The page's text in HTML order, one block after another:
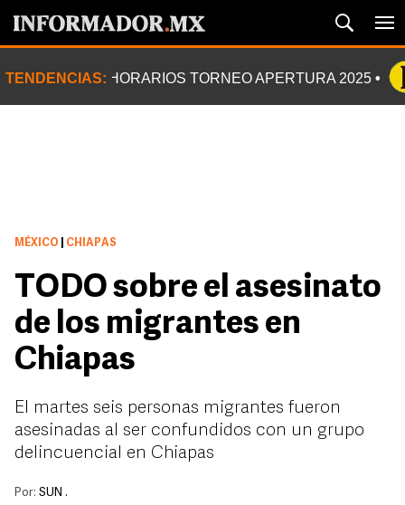
TENDENCIAS: HORARIOS TORNEO APERTURA 2025
MÉXICO CHIAPAS
TODO sobre el asesinato
de los migrantes en
Chiapas
El martes seis personas migrantes fueron
asesinadas al ser confundidos con un grupo
delincuencial en Chiapas
Por: SUN .